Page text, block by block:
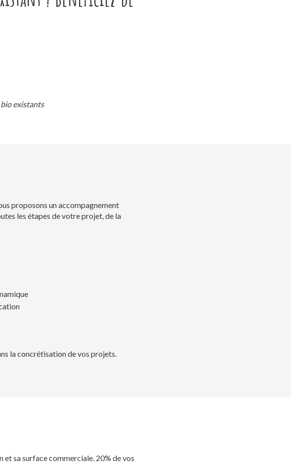
existants
proposons un accompagnement
les étapes de votre projet, de la
la concrétisation de vos projets.
et sa surface commerciale. 20% de vos